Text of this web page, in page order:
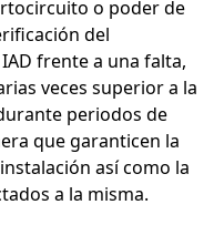
o poder de
del
frente a una falta,
veces superior a la
periodos de
que garanticen la
así como la
a la misma.